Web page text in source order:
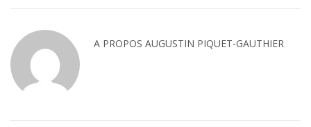
A PROPOS AUGUSTIN PIQUET-GAUTHIER